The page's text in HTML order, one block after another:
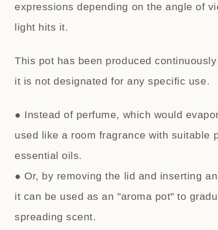
expressions depending on the angle of
light hits it.
This pot has been produced
it is not designated for any specific use.
● Instead of perfume, which would
used like a room fragrance with suitable
essential oils.
● Or, by removing the lid and inserting
it can be used as an "aroma pot" to
spreading scent.